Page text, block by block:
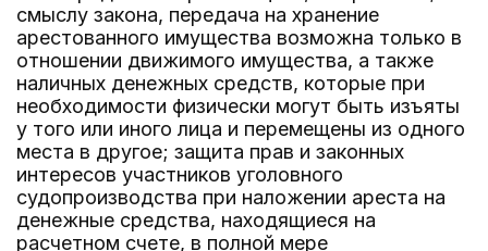
смыслу закона, передача на хранение
арестованного имущества возможна только в
отношении движимого имущества, а также
наличных денежных средств, которые при
необходимости физически могут быть изъяты
у того или иного лица и перемещены из одного
места в другое; защита прав и законных
интересов участников уголовного
судопроизводства при наложении ареста на
денежные средства, находящиеся на
расчетном счете, в полной мере